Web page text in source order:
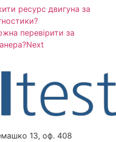
ресурс двигуна за
перевірити за
Next
13, оф. 408